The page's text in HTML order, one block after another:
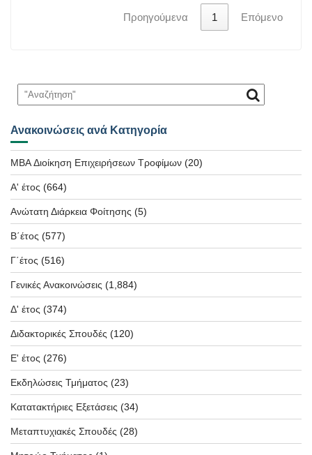
Προηγούμενα 1 Επόμενο
Ανακοινώσεις ανά Κατηγορία
MBA Διοίκηση Επιχειρήσεων Τροφίμων (20)
Α' έτος (664)
Ανώτατη Διάρκεια Φοίτησης (5)
Β΄έτος (577)
Γ΄έτος (516)
Γενικές Ανακοινώσεις (1,884)
Δ' έτος (374)
Διδακτορικές Σπουδές (120)
Ε' έτος (276)
Εκδηλώσεις Τμήματος (23)
Κατατακτήριες Εξετάσεις (34)
Μεταπτυχιακές Σπουδές (28)